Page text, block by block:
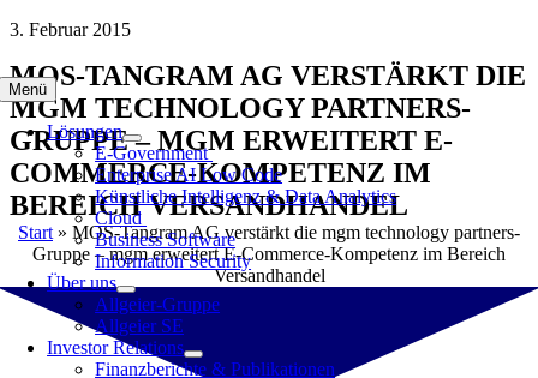
Zum
springen
Menü
Lösungen
E-Government
Enterprise AI Low Code
Künstliche Intelligenz & Data Analytics
Cloud
Business Software
Information Security
Über uns
Allgeier-Gruppe
Allgeier SE
Investor Relations
Finanzberichte & Publikationen
3. Februar 2015
MOS-TANGRAM AG VERSTÄRKT DIE
MGM TECHNOLOGY PARTNERS-
GRUPPE – MGM ERWEITERT E-
COMMERCE-KOMPETENZ IM
BEREICH VERSANDHANDEL
Start » MOS-Tangram AG verstärkt die mgm technology partners-
Gruppe – mgm erweitert E-Commerce-Kompetenz im Bereich
Versandhandel